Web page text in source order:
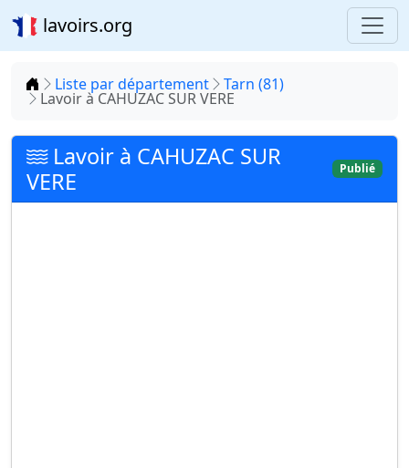
lavoirs.org
Accueil
Liste par département Tarn (81)
Lavoir à CAHUZAC SUR VERE
Lavoir à CAHUZAC SUR
VERE
Publié